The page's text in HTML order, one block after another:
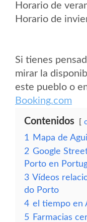
Horario de
Horario de
Si tienes
mirar la
este pueblo o
Booking.com
Contenidos
1
Mapa de
2 Google
Porto en
3 Vídeos
do Porto
4 el tiempo en
5 Farmacias